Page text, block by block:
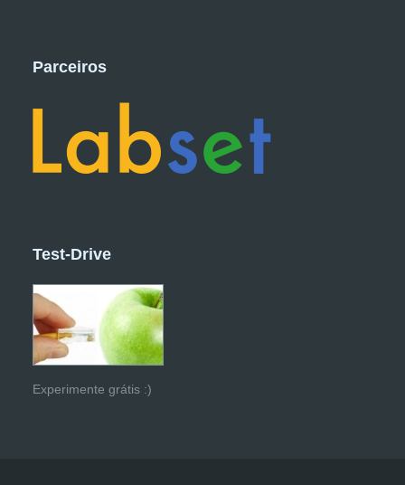
Parceiros
Test-Drive
Experimente grátis :)